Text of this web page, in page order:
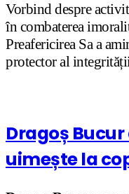
Vorbind despre
în combaterea
Preafericirea Sa a
protector al
Dragoș
uimește la